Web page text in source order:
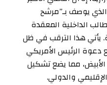
يوصف بـ”مرشح
الداخلية المعقدة
يأتي هذا الترقب في ظل
الرئيس الأمريكي
الأبيض، مما يضع تشكيل
والدولي.